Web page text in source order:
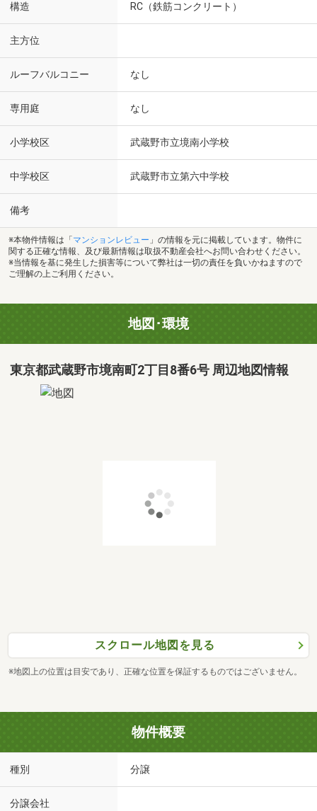
構造 RC（鉄筋コンクリート）
主方位
ルーフバルコニー なし
専用庭 なし
小学校区 武蔵野市立境南小学校
中学校区 武蔵野市立第六中学校
備考
※本物件情報は「 マンションレビュー 」の情報を元に掲載しています。物件に
関する正確な情報、及び最新情報は取扱不動産会社へお問い合わせください。
※当情報を基に発生した損害等について弊社は一切の責任を負いかねますので
ご理解の上ご利用ください。
地図･環境
東京都武蔵野市境南町2丁目8番6号 周辺地図情報
スクロール地図を見る
※地図上の位置は目安であり、正確な位置を保証するものではございません。
物件概要
種別 分譲
分譲会社